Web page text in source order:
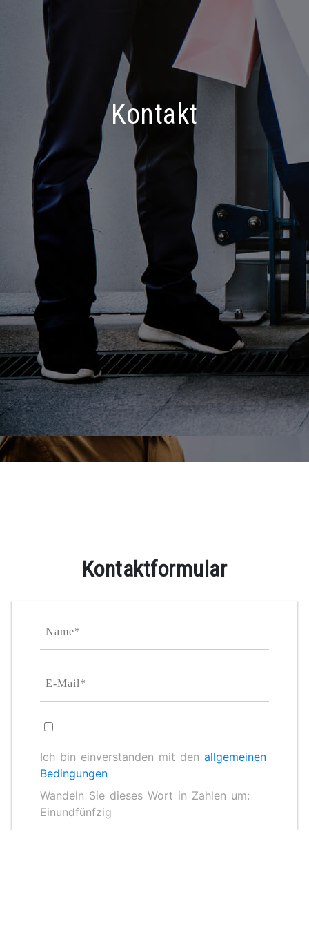
Kontakt
Kontaktformular
Ich bin einverstanden mit denallgemeinen
Bedingungen
Wandeln Sie dieses Wort in Zahlen um:
Einundfünfzig